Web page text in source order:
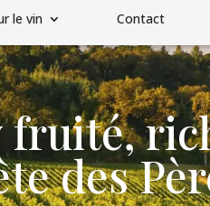
le vin Contact
fruité,
des